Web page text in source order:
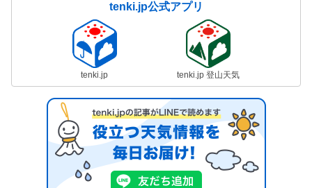
tenki.jp公式アプリ
tenki.jp tenki.jp 登山天気